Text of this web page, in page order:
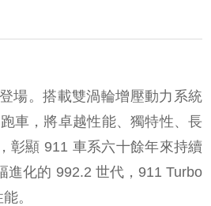
場。搭載雙渦輪增壓動力系統
車，將卓越性能、獨特性、長
彰顯 911 車系六十餘年來持續
進化的 992.2 世代，911 Turbo
。